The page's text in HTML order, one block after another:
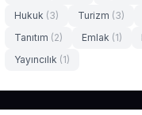
Hukuk (3) Turizm (3)
Tanıtım (2) Emlak (1)
Yayıncılık (1)